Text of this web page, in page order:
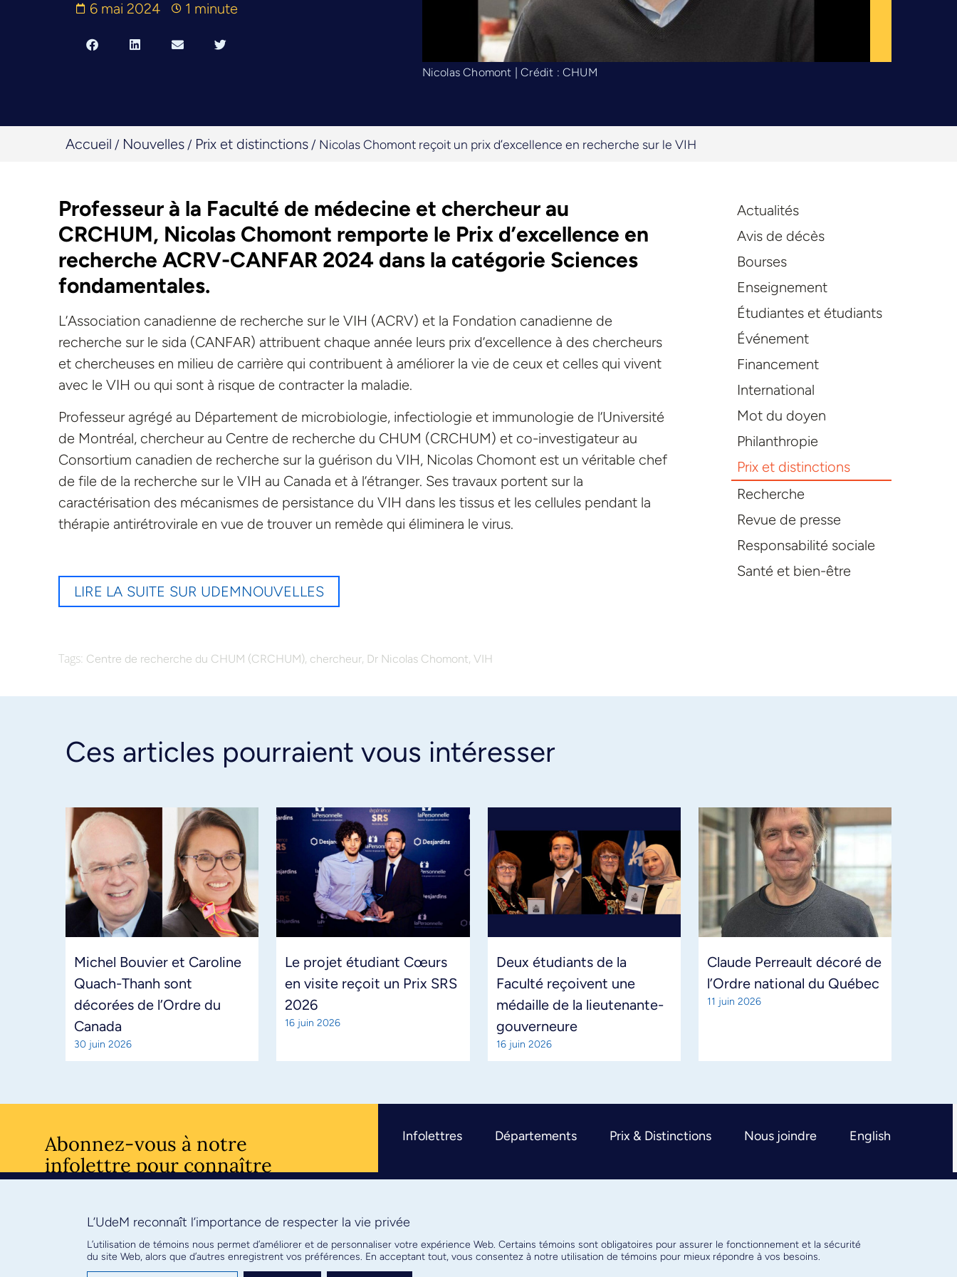
6 mai 2024 1 minute
Nicolas Chomont | Crédit : CHUM
Accueil / Nouvelles / Prix et distinctions / Nicolas Chomont reçoit un prix d’excellence en recherche sur le VIH
Professeur à la Faculté de médecine et chercheur au
CRCHUM, Nicolas Chomont remporte le Prix d’excellence en
recherche ACRV-CANFAR 2024 dans la catégorie Sciences
fondamentales.
L’Association canadienne de recherche sur le VIH (ACRV) et la Fondation canadienne de
recherche sur le sida (CANFAR) attribuent chaque année leurs prix d’excellence à des chercheurs
et chercheuses en milieu de carrière qui contribuent à améliorer la vie de ceux et celles qui vivent
avec le VIH ou qui sont à risque de contracter la maladie.
Professeur agrégé au Département de microbiologie, infectiologie et immunologie de l’Université
de Montréal, chercheur au Centre de recherche du CHUM (CRCHUM) et co-investigateur au
Consortium canadien de recherche sur la guérison du VIH, Nicolas Chomont est un véritable chef
de file de la recherche sur le VIH au Canada et à l’étranger. Ses travaux portent sur la
caractérisation des mécanismes de persistance du VIH dans les tissus et les cellules pendant la
thérapie antirétrovirale en vue de trouver un remède qui éliminera le virus.
LIRE LA SUITE SUR UDEMNOUVELLES
Tags: Centre de recherche du CHUM (CRCHUM), chercheur, Dr Nicolas Chomont, VIH
Actualités
Avis de décès
Bourses
Enseignement
Étudiantes et étudiants
Événement
Financement
International
Mot du doyen
Philanthropie
Prix et distinctions
Recherche
Revue de presse
Responsabilité sociale
Santé et bien-être
Ces articles pourraient vous intéresser
Michel Bouvier et Caroline
Quach-Thanh sont
décorées de l’Ordre du
Canada
30 juin 2026
Le projet étudiant Cœurs
en visite reçoit un Prix SRS
2026
16 juin 2026
Deux étudiants de la
Faculté reçoivent une
médaille de la lieutenante-
gouverneure
16 juin 2026
Claude Perreault décoré de
l’Ordre national du Québec
11 juin 2026
Abonnez-vous à notre
infolettre pour connaître
l’actualité facultaire
S'ABONNER
Infolettres Départements Prix & Distinctions Nous joindre English
L’UdeM reconnaît l’importance de respecter la vie privée
L’utilisation de témoins nous permet d’améliorer et de personnaliser votre expérience Web. Certains témoins sont obligatoires pour assurer le fonctionnement et la sécurité
du site Web, alors que d’autres enregistrent vos préférences. En acceptant tout, vous consentez à notre utilisation de témoins pour mieux répondre à vos besoins.